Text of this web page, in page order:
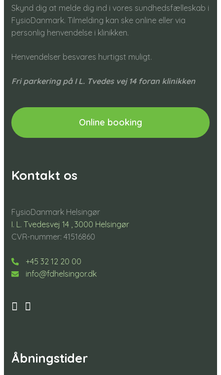
Skynd dig at melde dig ind i vores sundhedsfælleskab i
FysioDanmark. Tilmelding kan ske online eller via
personlig henvendelse i klinikken.
Henvendelser besvares hurtigst muligt.​
Fri parkering på I L. Tvedes vej 14 foran klinikken
Online booking
Kontakt os
FysioDanmark Helsingør
I. L. Tvedesvej 14 , 3000 Helsingør
CVR-nummer: 41516860
+45 32 12 20 00
info@fdhelsingor.dk
Åbningstider